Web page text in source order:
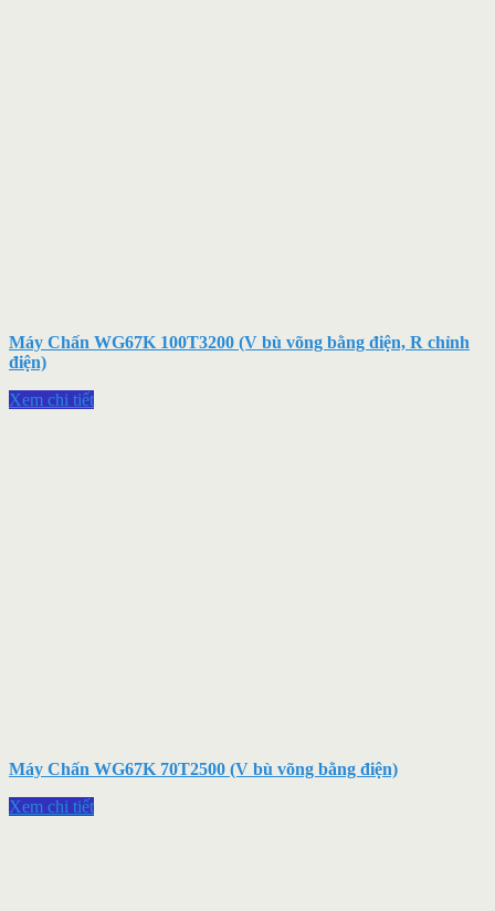
Máy Chấn WG67K 100T3200 (V bù võng bằng điện, R chỉnh
điện)
Xem chi tiết
Máy Chấn WG67K 70T2500 (V bù võng bằng điện)
Xem chi tiết